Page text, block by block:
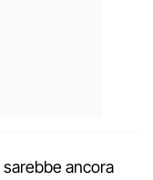
sarebbe ancora